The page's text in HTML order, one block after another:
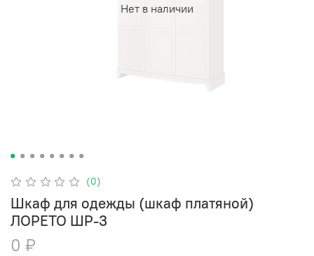
Нет в наличии
(0)
Шкаф для одежды (шкаф платяной)
ЛОРЕТО ШР-3
0 ₽